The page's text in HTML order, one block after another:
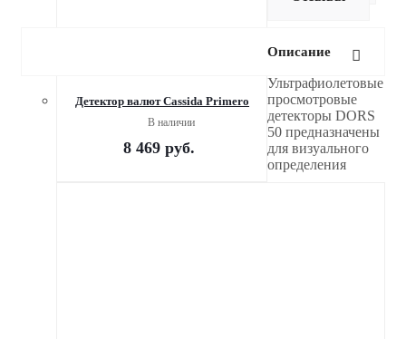
Детектор валют Cassida Primero
В наличии
8 469 руб.
Описание
Ультрафиолетовые
просмотровые
детекторы DORS
50 предназначены
для визуального
определения